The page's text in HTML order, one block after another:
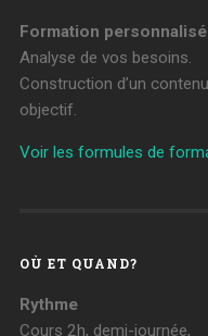
Formation
Analyse de vos besoins.
Construction d’un
objectif.
Voir les formules de
OÙ ET QUAND?
Rythme
Cours 2h, demi-journée,